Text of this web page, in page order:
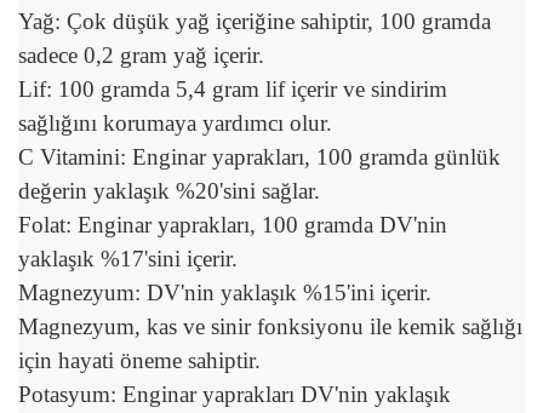
Yağ: Çok düşük yağ içeriğine sahiptir, 100 gramda
sadece 0,2 gram yağ içerir.
Lif: 100 gramda 5,4 gram lif içerir ve sindirim
sağlığını korumaya yardımcı olur.
C Vitamini: Enginar yaprakları, 100 gramda günlük
değerin yaklaşık %20'sini sağlar.
Folat: Enginar yaprakları, 100 gramda DV'nin
yaklaşık %17'sini içerir.
Magnezyum: DV'nin yaklaşık %15'ini içerir.
Magnezyum, kas ve sinir fonksiyonu ile kemik sağlığı
için hayati öneme sahiptir.
Potasyum: Enginar yaprakları DV'nin yaklaşık